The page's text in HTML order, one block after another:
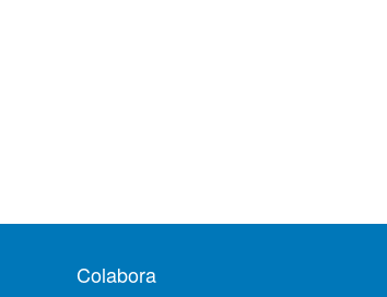
Colabora